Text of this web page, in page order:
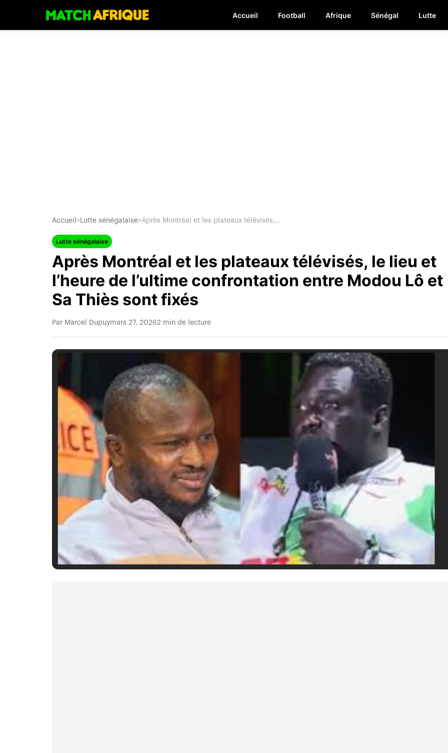
Accueil Football Afrique Sénégal Lutte
Accueil > Lutte sénégalaise>Après Montréal et les plateaux télévisés,...
Lutte sénégalaise
Après Montréal et les plateaux télévisés, le lieu et
l’heure de l’ultime confrontation entre Modou Lô et
Sa Thiès sont fixés
Par Marcel Dupuymars 27, 20262 min de lecture